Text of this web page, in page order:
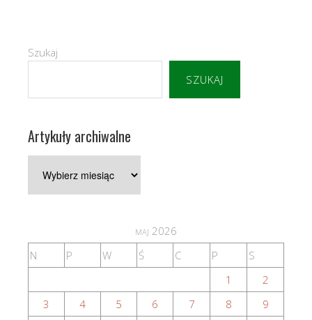
Szukaj
SZUKAJ
Artykuły archiwalne
archiwalne
maj 2026
N
P W Ś C P
S
1
2
3
4 5 6 7 8
9